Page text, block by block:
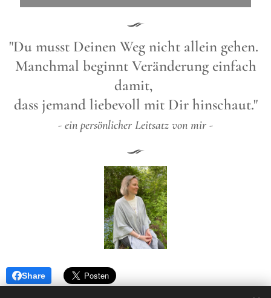
"Du musst Deinen Weg nicht allein gehen.
Manchmal beginnt Veränderung einfach
damit,
dass jemand liebevoll mit Dir hinschaut."
- ein persönlicher Leitsatz von mir -
Share